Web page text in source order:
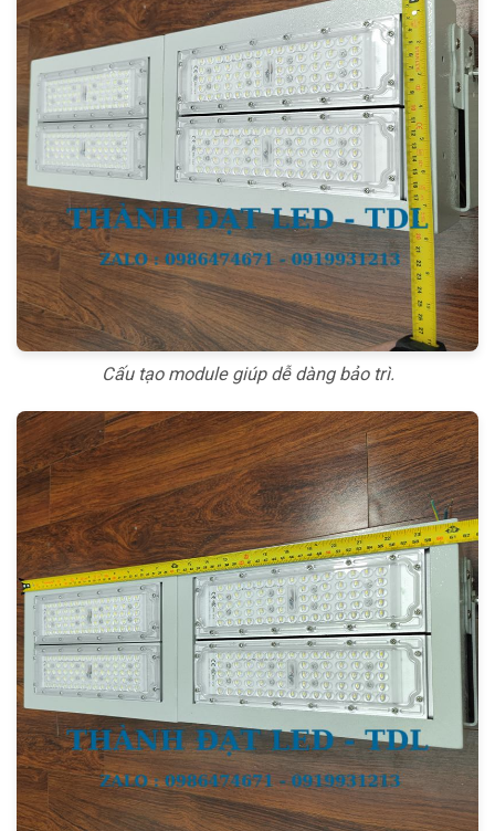
Cấu tạo module giúp dễ dàng bảo trì.